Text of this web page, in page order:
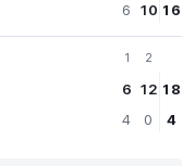
6
10 16
1
6
4
2
12
0
18
4